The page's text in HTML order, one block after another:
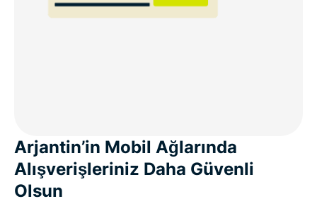
Arjantin’in Mobil Ağlarında
Alışverişleriniz Daha Güvenli
Olsun